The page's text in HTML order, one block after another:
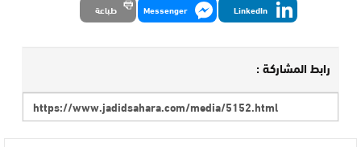
LinkedIn
Messenger طباعة
رابط المشاركة :